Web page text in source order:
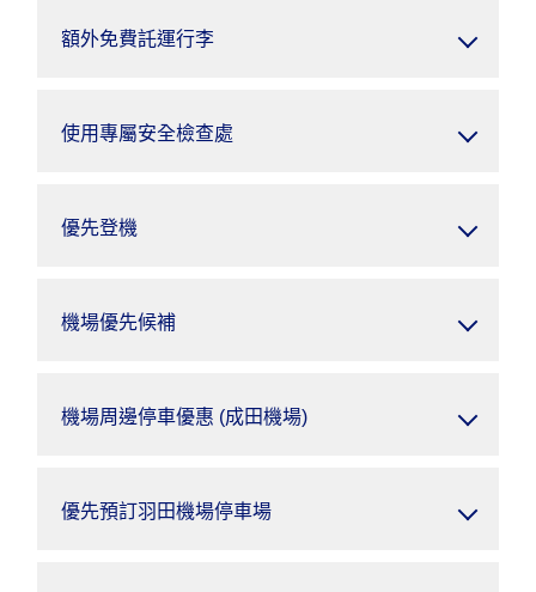
額外免費託運行李
使用專屬安全檢查處
優先登機
機場優先候補
機場周邊停車優惠 (成田機場)
優先預訂羽田機場停車場